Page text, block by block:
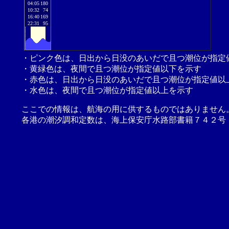
04:05 180
10:32
74
16:40 169
22:31
95
・ピンク色は、日出から日没のあいだで且つ潮位が指
・黄緑色は、夜間で且つ潮位が指定値以下を示す
・赤色は、日出から日没のあいだで且つ潮位が指定値以
・水色は、夜間で且つ潮位が指定値以上を示す
ここでの情報は、航海の用に供するものではありませ
各港の潮汐調和定数は、海上保安庁水路部書籍７４２